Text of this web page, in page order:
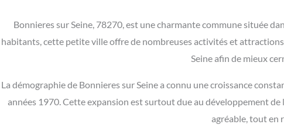
Bonnieres sur Seine, 78270, est une charmante commune située
habitants, cette petite ville offre de nombreuses activités et
Seine afin de mieux
La démographie de Bonnieres sur Seine a connu une croissance
années 1970. Cette expansion est surtout due au développement de
agréable, tout en